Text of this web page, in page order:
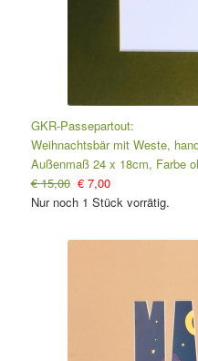
GKR-Passepartout:
Weihnachtsbär mit Weste,
Außenmaß 24 x 18cm, Farbe
€ 15,00 € 7,00
Nur noch 1 Stück vorrätig.